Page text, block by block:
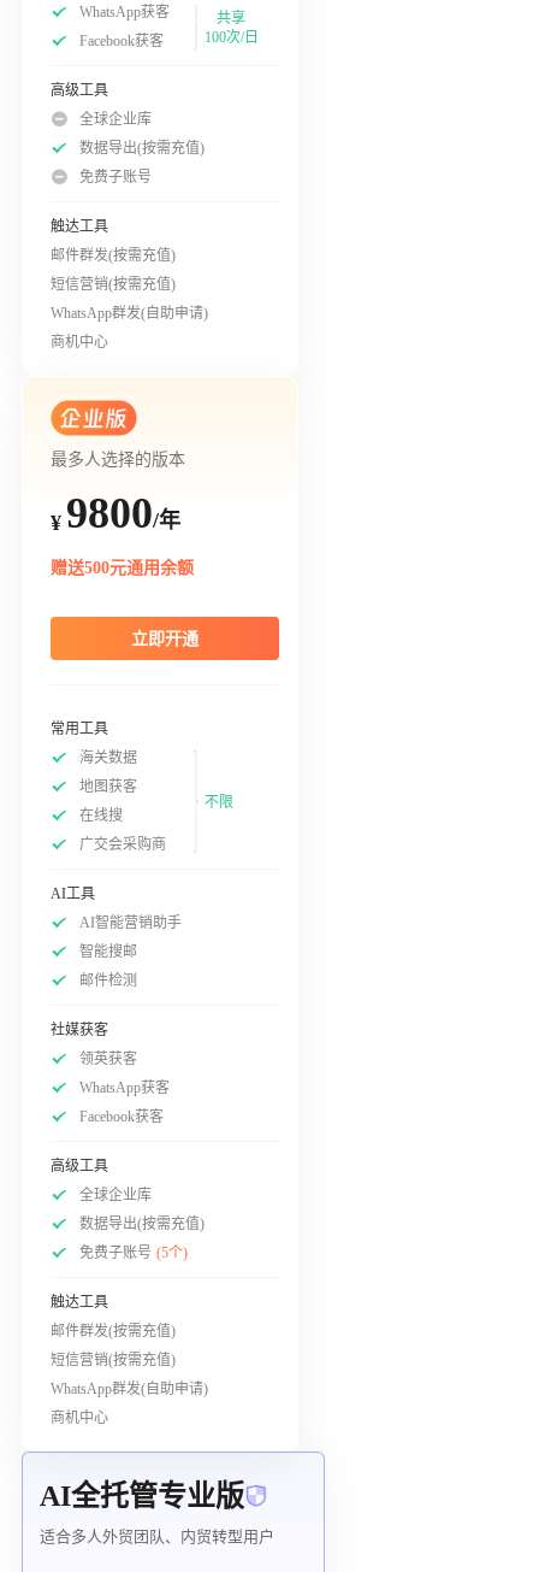
WhatsApp获客
Facebook获客
共享
100次/日
高级工具
全球企业库
数据导出(按需充值)
免费子账号
触达工具
邮件群发(按需充值)
短信营销(按需充值)
WhatsApp群发(自助申请)
商机中心
最多人选择的版本
¥ 9800/年
赠送500元通用余额
立即开通
常用工具
海关数据
地图获客
在线搜
广交会采购商
不限
AI工具
AI智能营销助手
智能搜邮
邮件检测
社媒获客
领英获客
WhatsApp获客
Facebook获客
高级工具
全球企业库
数据导出(按需充值)
免费子账号 (5个)
触达工具
邮件群发(按需充值)
短信营销(按需充值)
WhatsApp群发(自助申请)
商机中心
AI全托管专业版
适合多人外贸团队、内贸转型用户